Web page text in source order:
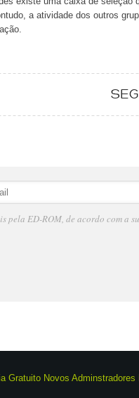
a atividade dos outros
pela ED-ROM, de acordo com a